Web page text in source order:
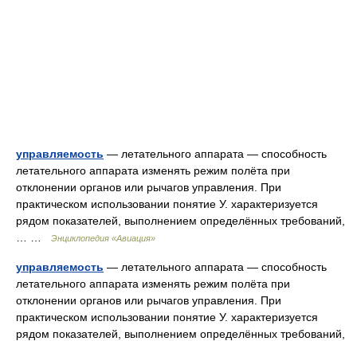
управляемость — летательного аппарата — способность
летательного аппарата изменять режим полёта при
отклонении органов или рычагов управления. При
практическом использовании понятие У. характеризуется
рядом показателей, выполнением определённых требований,
Энциклопедия «Авиация»
управляемость — летательного аппарата — способность
летательного аппарата изменять режим полёта при
отклонении органов или рычагов управления. При
практическом использовании понятие У. характеризуется
рядом показателей, выполнением определённых требований,